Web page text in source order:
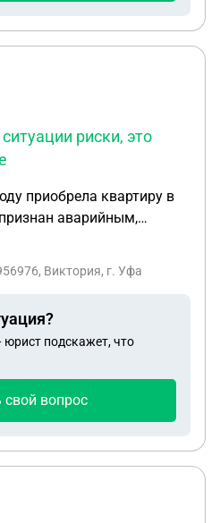
риски, это
приобрела квартиру в
аварийным,
двоих
но так и не расселили.
ситуации, мне сказали
квартиру когда она
мне только будет
могут ли ее оплатить
бы мне выплатили
в этой ситуации риски,
Виктория, г. Уфа
подскажет, что
свой вопрос